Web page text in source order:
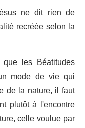
ne dit rien de
recréée selon la
les Béatitudes
mode de vie qui
de la nature, il faut
plutôt à l'encontre
celle voulue par